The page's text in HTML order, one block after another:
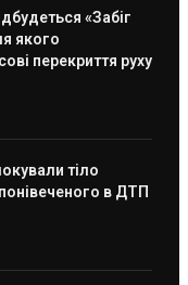
«Забіг
якого
перекриття руху
тіло
в ДТП